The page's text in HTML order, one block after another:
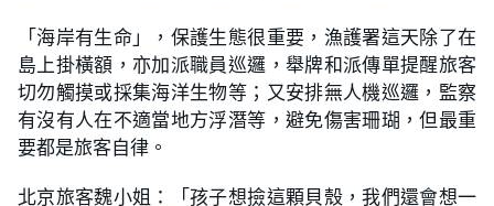
「海岸有生命」，保護生態很重要，漁護署這天除了在
島上掛橫額，亦加派職員巡邏，舉牌和派傳單提醒旅客
切勿觸摸或採集海洋生物等；又安排無人機巡邏，監察
有沒有人在不適當地方浮潛等，避免傷害珊瑚，但最重
要都是旅客自律。
北京旅客魏小姐：「孩子想撿這顆貝殼，我們還會想一